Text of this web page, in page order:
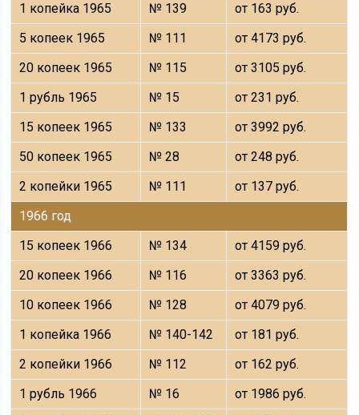
1 копейка 1965
№ 139
от 163 руб.
5 копеек 1965
№ 111
от 4173 руб.
20 копеек 1965
№ 115
от 3105 руб.
1 рубль 1965
№ 15
от 231 руб.
15 копеек 1965
№ 133
от 3992 руб.
50 копеек 1965
№ 28
от 248 руб.
2 копейки 1965
№ 111
от 137 руб.
1966 год
15 копеек 1966
№ 134
от 4159 руб.
20 копеек 1966
№ 116
от 3363 руб.
10 копеек 1966
№ 128
от 4079 руб.
1 копейка 1966
№ 140-142
от 181 руб.
2 копейки 1966
№ 112
от 162 руб.
1 рубль 1966
№ 16
от 1986 руб.